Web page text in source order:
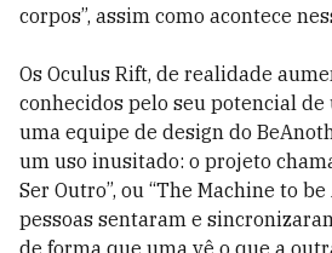
corpos”, assim como acontece
Os Oculus Rift, de realidade
conhecidos pelo seu potencial de
uma equipe de design do
um uso inusitado: o projeto
Ser Outro”, ou “The Machine to
pessoas sentaram e
de forma que uma vê o que a